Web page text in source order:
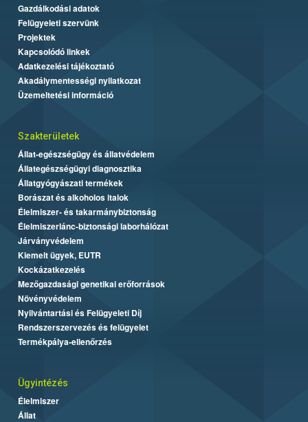
Gazdálkodási adatok
Felügyeleti szervünk
Projektek
Kapcsolódó linkek
Adatkezelési tájékoztató
Akadálymentességi nyilatkozat
Üzemeltetési információ
Szakterületek
Állat-egészségügy és állatvédelem
Állategészségügyi diagnosztika
Állatgyógyászati termékek
Borászat és alkoholos italok
Élelmiszer- és takarmánybiztonság
Élelmiszerlánc-biztonsági laborhálózat
Járványvédelem
Kiemelt ügyek, EUTR
Kockázatkezelés
Mezőgazdasági genetikai erőforrások
Növényvédelem
Nyilvántartási és Felügyeleti Díj
Rendszerszervezés és felügyelet
Termékpálya-ellenőrzés
Ügyintézés
Élelmiszer
Állat